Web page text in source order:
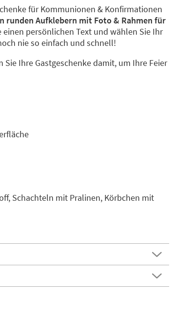
für Kommunionen & Konfirmationen
runden Aufklebern mit Foto & Rahmen für
einen persönlichen Text und wählen Sie Ihr
nie so einfach und schnell!
Ihre Gastgeschenke damit, um Ihre Feier
Schachteln mit Pralinen, Körbchen mit